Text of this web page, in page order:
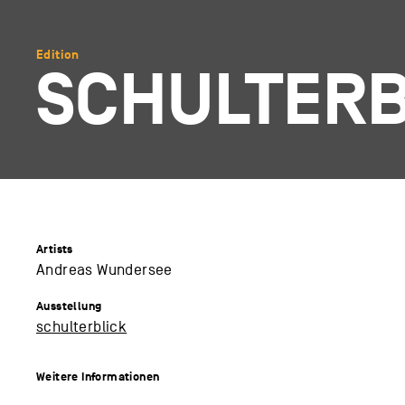
Edition
Artists
Andreas Wundersee
Ausstellung
schulterblick
Weitere Informationen